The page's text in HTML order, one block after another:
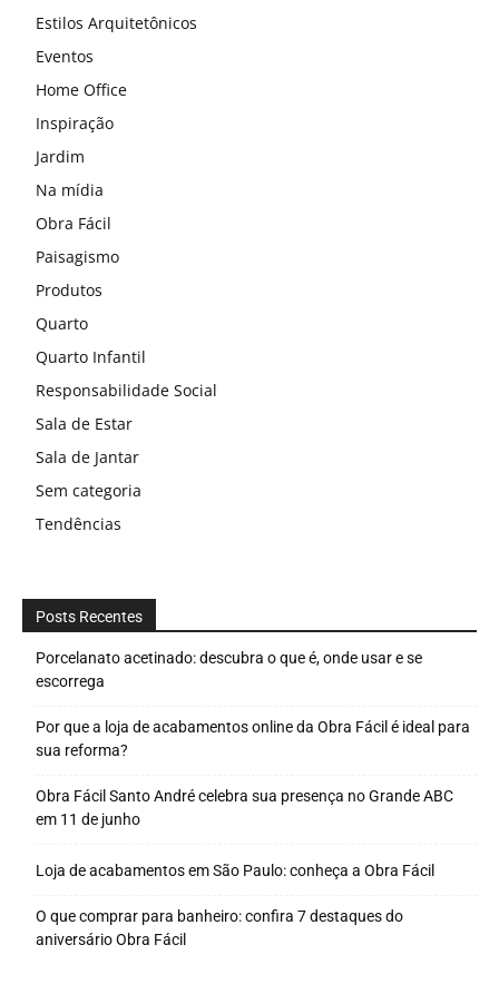
Estilos Arquitetônicos
Eventos
Home Office
Inspiração
Jardim
Na mídia
Obra Fácil
Paisagismo
Produtos
Quarto
Quarto Infantil
Responsabilidade Social
Sala de Estar
Sala de Jantar
Sem categoria
Tendências
Posts Recentes
Porcelanato acetinado: descubra o que é, onde usar e se
escorrega
Por que a loja de acabamentos online da Obra Fácil é ideal para
sua reforma?
Obra Fácil Santo André celebra sua presença no Grande ABC
em 11 de junho
Loja de acabamentos em São Paulo: conheça a Obra Fácil
O que comprar para banheiro: confira 7 destaques do
aniversário Obra Fácil